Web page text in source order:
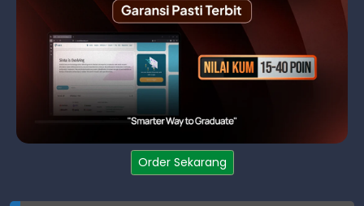
Order Sekarang